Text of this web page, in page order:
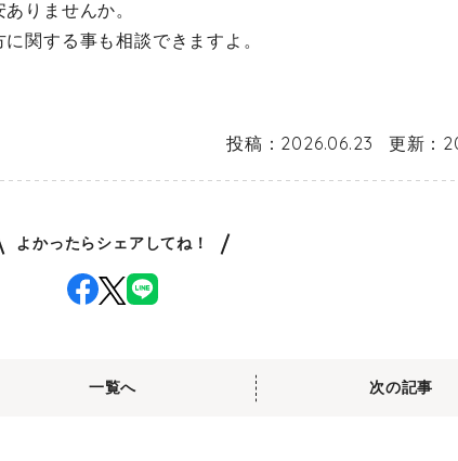
りませんか。
関する事も相談できますよ。
投稿： 2026.06.23 更新：
よかったらシェアしてね！
一覧へ 次の記事